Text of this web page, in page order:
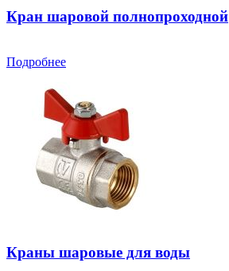
Кран шаровой полнопроходной
Подробнее
Краны шаровые для воды